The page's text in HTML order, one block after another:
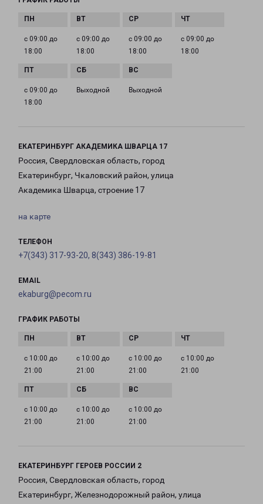
с 09:00 до
18:00
с 09:00 до
18:00
с 09:00 до
18:00
с 09:00 до
18:00
с 09:00 до
18:00
Выходной Выходной
ЕКАТЕРИНБУРГ АКАДЕМИКА ШВАРЦА 17
Россия, Свердловская область, город
Екатеринбург, Чкаловский район, улица
Академика Шварца, строение 17
на карте
ТЕЛЕФОН
+7(343) 317-93-20, 8(343) 386-19-81
EMAIL
ekaburg@pecom.ru
ГРАФИК РАБОТЫ
с 10:00 до
21:00
с 10:00 до
21:00
с 10:00 до
21:00
с 10:00 до
21:00
с 10:00 до
21:00
с 10:00 до
21:00
с 10:00 до
21:00
ЕКАТЕРИНБУРГ ГЕРОЕВ РОССИИ 2
Россия, Свердловская область, город
Екатеринбург, Железнодорожный район, улица